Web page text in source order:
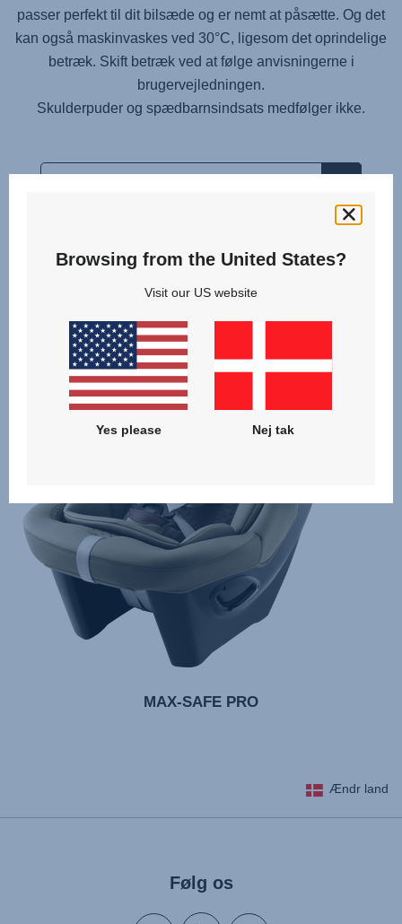
passer perfekt til dit bilsæde og er nemt at påsætte. Og det
kan også maskinvaskes ved 30°C, ligesom det oprindelige
betræk. Skift betræk ved at følge anvisningerne i
brugervejledningen.
Skulderpuder og spædbarnsindsats medfølger ikke.
Tilknyttede produkter
MAX-SAFE PRO
Ændr land
Følg os
Browsing from the United States?
Visit our US website
Yes please Nej tak